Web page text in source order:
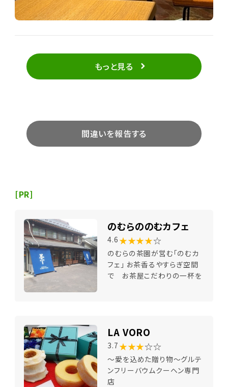
もっと見る
間違いを報告する
[PR]
のむらののむカフェ
4.6 ★★★★☆
のむらの茶園が営む「のむカ
フェ」 お茶香るやすらぎ空間
で お茶屋こだわりの一杯を
LA VORO
3.7 ★★★☆☆
～愛を込めた贈り物～グルテ
ンフリーバウムクーヘン専門
店